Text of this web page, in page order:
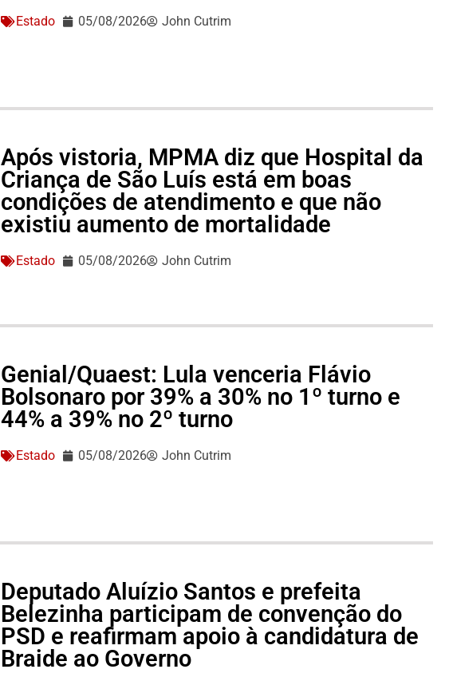
Estado 05/08/2026 John Cutrim
Após vistoria, MPMA diz que Hospital da
Criança de São Luís está em boas
condições de atendimento e que não
existiu aumento de mortalidade
Estado 05/08/2026 John Cutrim
Genial/Quaest: Lula venceria Flávio
Bolsonaro por 39% a 30% no 1º turno e
44% a 39% no 2º turno
Estado 05/08/2026 John Cutrim
Deputado Aluízio Santos e prefeita
Belezinha participam de convenção do
PSD e reafirmam apoio à candidatura de
Braide ao Governo